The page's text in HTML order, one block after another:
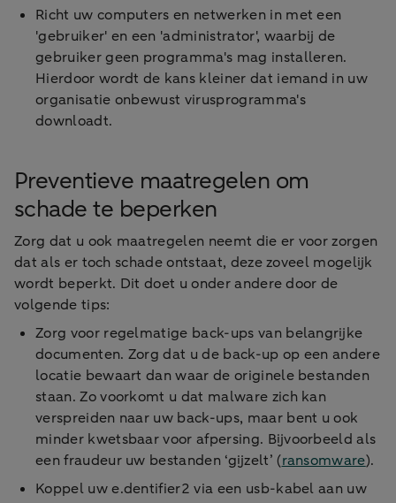
Richt uw computers en netwerken in met een
'gebruiker' en een 'administrator', waarbij de
gebruiker geen programma's mag installeren.
Hierdoor wordt de kans kleiner dat iemand in uw
organisatie onbewust virusprogramma's
downloadt.
Preventieve maatregelen om
schade te beperken
Zorg dat u ook maatregelen neemt die er voor zorgen
dat als er toch schade ontstaat, deze zoveel mogelijk
wordt beperkt. Dit doet u onder andere door de
volgende tips:
Zorg voor regelmatige back-ups van belangrijke
documenten. Zorg dat u de back-up op een andere
locatie bewaart dan waar de originele bestanden
staan. Zo voorkomt u dat malware zich kan
verspreiden naar uw back-ups, maar bent u ook
minder kwetsbaar voor afpersing. Bijvoorbeeld als
een fraudeur uw bestanden ‘gijzelt’ (ransomware).
Koppel uw e.dentifier2 via een usb-kabel aan uw